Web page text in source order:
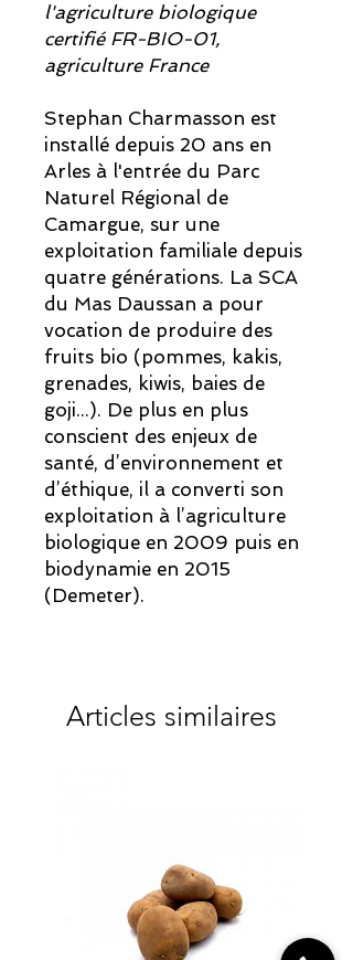
l'agriculture biologique
certifié FR-BIO-01,
agriculture France
Stephan Charmasson est
installé depuis 20 ans en
Arles à l'entrée du Parc
Naturel Régional de
Camargue, sur une
exploitation familiale depuis
quatre générations. La SCA
du Mas Daussan a pour
vocation de produire des
fruits bio (pommes, kakis,
grenades, kiwis, baies de
goji...). De plus en plus
conscient des enjeux de
santé, d’environnement et
d’éthique, il a converti son
exploitation à l’agriculture
biologique en 2009 puis en
biodynamie en 2015
(Demeter).
Articles similaires